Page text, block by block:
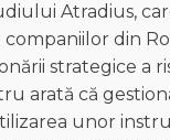
Atradius,
companiilor din
strategice a
arată că
unor